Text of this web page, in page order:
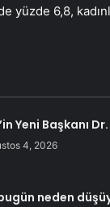
yüzde 6,8,
Yeni Başkanı
4, 2026
neden